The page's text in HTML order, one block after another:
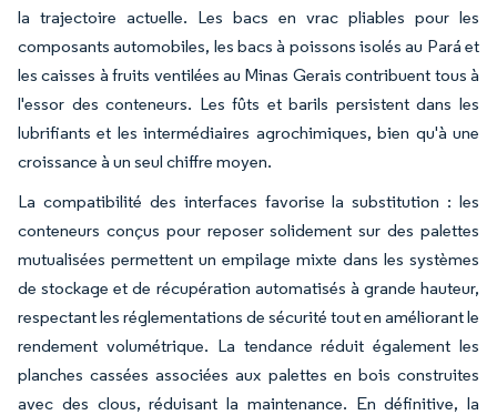
la trajectoire actuelle. Les bacs en vrac pliables pour les
composants automobiles, les bacs à poissons isolés au Pará et
les caisses à fruits ventilées au Minas Gerais contribuent tous à
l'essor des conteneurs. Les fûts et barils persistent dans les
lubrifiants et les intermédiaires agrochimiques, bien qu'à une
croissance à un seul chiffre moyen.
La compatibilité des interfaces favorise la substitution : les
conteneurs conçus pour reposer solidement sur des palettes
mutualisées permettent un empilage mixte dans les systèmes
de stockage et de récupération automatisés à grande hauteur,
respectant les réglementations de sécurité tout en améliorant le
rendement volumétrique. La tendance réduit également les
planches cassées associées aux palettes en bois construites
avec des clous, réduisant la maintenance. En définitive, la